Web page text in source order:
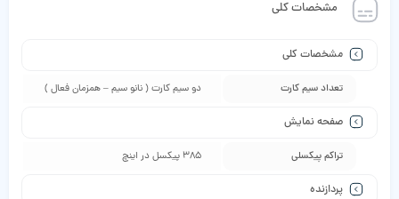
مشخصات کلی
مشخصات کلی
تعداد سیم کارت دو سیم کارت ( نانو سیم – همزمان فعال )
صفحه نمایش
تراکم پیکسلی 385 پیکسل در اینچ
پردازنده